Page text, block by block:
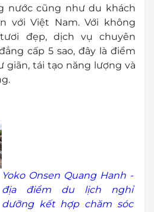
nước cũng như du khách
với Việt Nam. Với không
đẹp, dịch vụ chuyên
cấp 5 sao, đây là điểm
tái tạo năng lượng và
Yoko Onsen Quang Hanh -
địa điểm du lịch nghỉ
dưỡng kết hợp chăm sóc